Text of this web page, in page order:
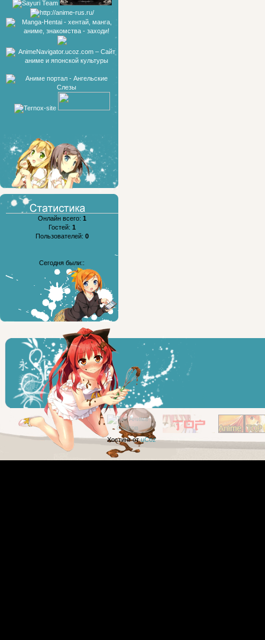
Онлайн всего: 1
Гостей: 1
Пользователей: 0
Сегодня были::
Хостинг отuCoz